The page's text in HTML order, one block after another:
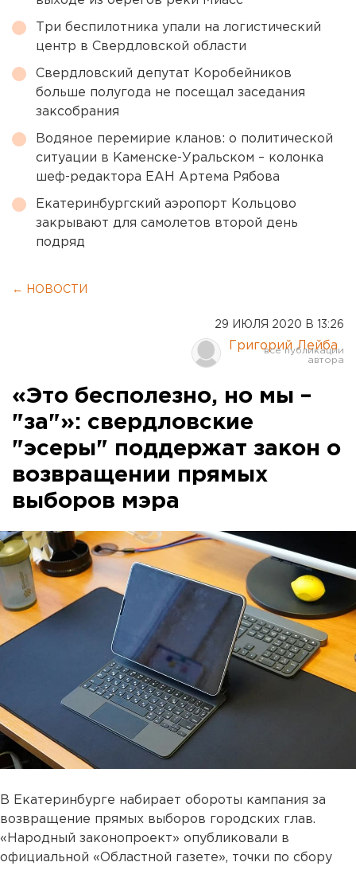
Три беспилотника упали на логистический
центр в Свердловской области
Свердловский депутат Коробейников
больше полугода не посещал заседания
заксобрания
Водяное перемирие кланов: о политической
ситуации в Каменске-Уральском – колонка
шеф-редактора ЕАН Артема Рябова
Екатеринбургский аэропорт Кольцово
закрывают для самолетов второй день
подряд
← НОВОСТИ
29 ИЮЛЯ 2020 В 13:26
Григорий Лейба
«Это бесполезно, но мы –
"за"»: свердловские
"эсеры" поддержат закон о
возвращении прямых
выборов мэра
В Екатеринбурге набирает обороты кампания за
возвращение прямых выборов городских глав.
«Народный законопроект» опубликовали в
официальной «Областной газете», точки по сбору